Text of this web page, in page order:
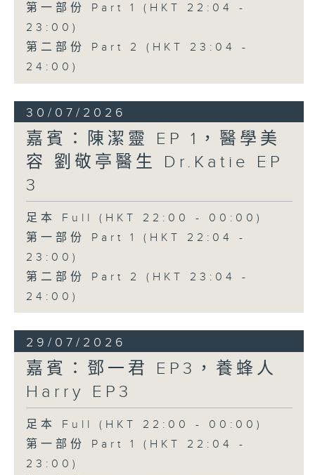
第一部份 Part 1 (HKT 22:04 -
23:00)
第二部份 Part 2 (HKT 23:04 -
24:00)
30/07/2026
嘉賓：陳潔靈 EP 1，醫學美
容 劉敬亭醫生 Dr.Katie EP
3
足本 Full (HKT 22:00 - 00:00)
第一部份 Part 1 (HKT 22:04 -
23:00)
第二部份 Part 2 (HKT 23:04 -
24:00)
29/07/2026
嘉賓：鄧一君 EP3，養蜂人
Harry EP3
足本 Full (HKT 22:00 - 00:00)
第一部份 Part 1 (HKT 22:04 -
23:00)